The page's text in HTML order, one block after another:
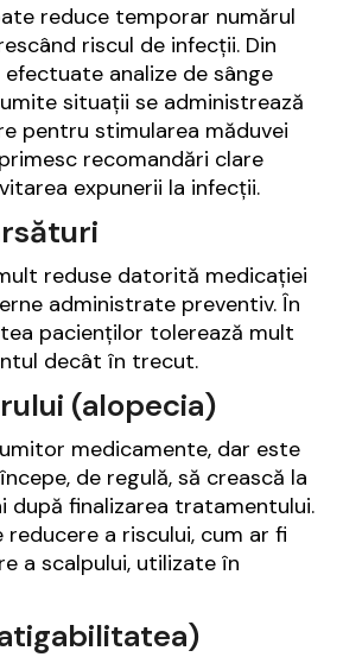
reduce temporar numărul
riscul de infecții. Din
analize de sânge
situații se administrează
pentru stimularea măduvei
recomandări clare
expunerii la infecții.
reduse datorită medicației
administrate preventiv. În
pacienților tolerează mult
decât în trecut.
(alopecia)
medicamente, dar este
de regulă, să crească la
după finalizarea tratamentului.
a riscului, cum ar fi
a scalpului, utilizate în